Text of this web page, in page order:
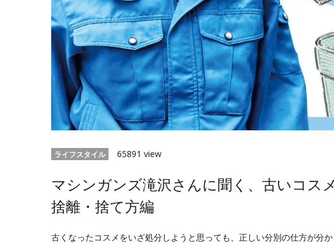
ライフスタイル 65891 view
マシンガンズ滝沢さんに聞く、古いコス
捨離・捨て方編
古くなったコスメをいざ処分しようと思っても、正しい分別の仕方が分